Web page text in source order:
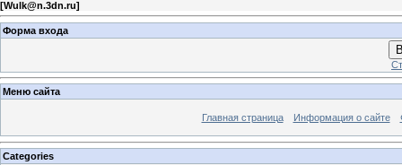
[Wulk@n.3dn.ru]
Форма входа
Меню сайта
Главная страница Информация о сайте
Categories